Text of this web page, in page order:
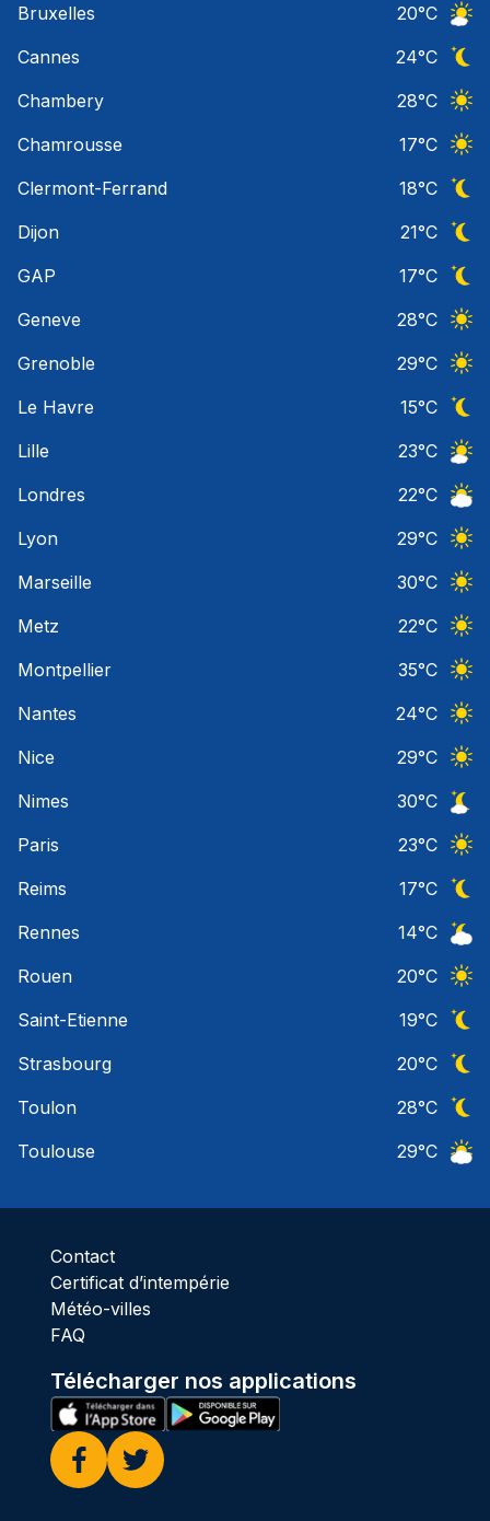
Bruxelles
20°C
Cannes
24°C
Chambery
28°C
Chamrousse
17°C
Clermont-Ferrand
18°C
Dijon
21°C
GAP
17°C
Geneve
28°C
Grenoble
29°C
Le Havre
15°C
Lille
23°C
Londres
22°C
Lyon
29°C
Marseille
30°C
Metz
22°C
Montpellier
35°C
Nantes
24°C
Nice
29°C
Nimes
30°C
Paris
23°C
Reims
17°C
Rennes
14°C
Rouen
20°C
Saint-Etienne
19°C
Strasbourg
20°C
Toulon
28°C
Toulouse
29°C
Contact
Certificat d’intempérie
Météo-villes
FAQ
Télécharger nos applications
Facebook
Twitter